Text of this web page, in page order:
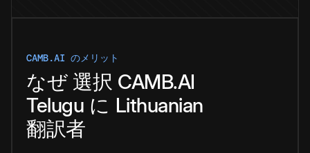
CAMB.AI のメリット
なぜ 選択 CAMB.AI
Telugu に Lithuanian
翻訳者